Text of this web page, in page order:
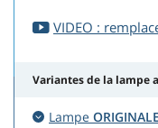
VIDEO :
Variantes de la lampe
Lampe ORIGINALE